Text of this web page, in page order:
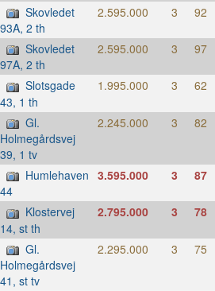
Skovledet
93A, 2 th
2.595.000 3 92
Skovledet
97A, 2 th
2.595.000 3 97
Slotsgade
43, 1 th
1.995.000 3 62
Gl.
Holmegårdsvej
39, 1 tv
2.245.000 3 82
Humlehaven
44
3.595.000 3 87
Klostervej
14, st th
2.795.000 3 78
Gl.
Holmegårdsvej
41, st tv
2.295.000 3 75